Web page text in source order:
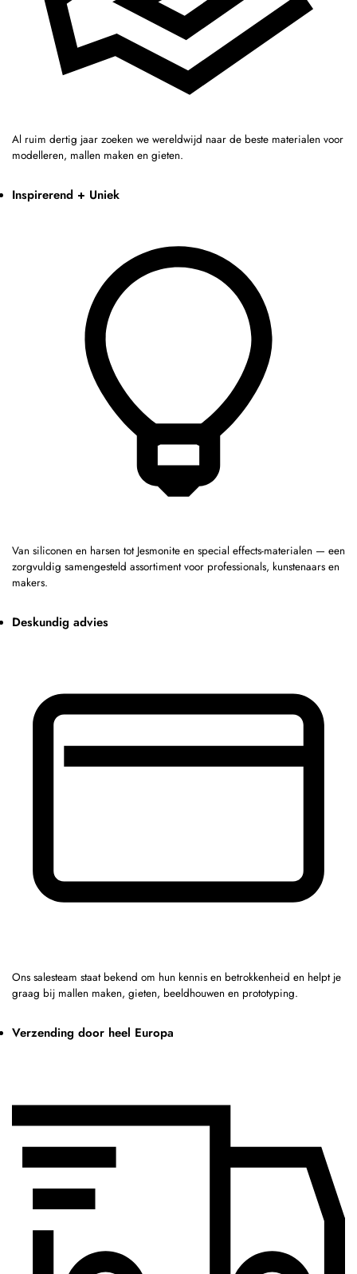
Al ruim dertig jaar zoeken we wereldwijd naar de beste materialen voor
modelleren, mallen maken en gieten.
Inspirerend + Uniek
Van siliconen en harsen tot Jesmonite en special effects-materialen — een
zorgvuldig samengesteld assortiment voor professionals, kunstenaars en
makers.
Deskundig advies
Ons salesteam staat bekend om hun kennis en betrokkenheid en helpt je
graag bij mallen maken, gieten, beeldhouwen en prototyping.
Verzending door heel Europa